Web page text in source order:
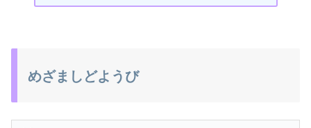
めざましどようび